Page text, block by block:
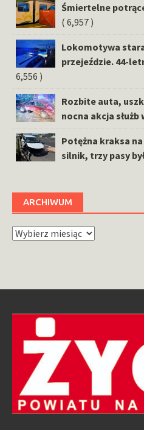
Śmiertelne
( 6,957 )
Lokomotywa
przejeździe. 44-
6,556 )
Rozbite auta,
nocna akcja służb
Potężna kraksa
silnik, trzy pasy
ARCHIWUM
Archiwum